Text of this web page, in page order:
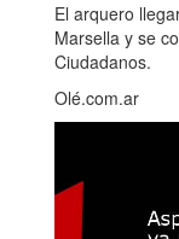
El arquero
Marsella y se
Ciudadanos.
Olé.com.ar